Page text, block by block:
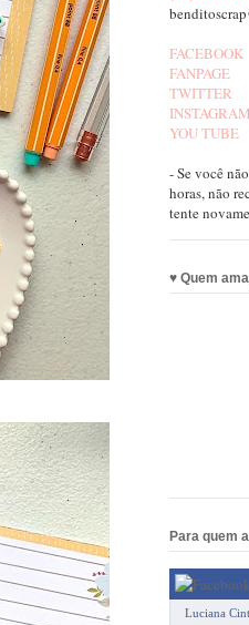
FACEBOOK
FANPAGE
TWITTER
INSTAGRAM
YOU TUBE
- Se você
horas, não
tente
♥ Quem
Para quem
Luciana